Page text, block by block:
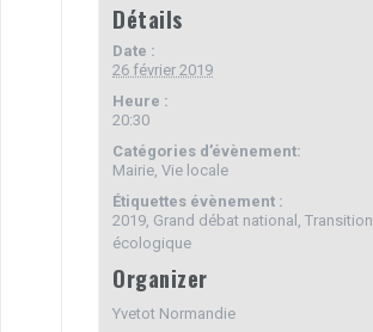
Détails
Date :
26 février 2019
Heure :
20:30
Catégories d’évènement:
Mairie,Vie locale
Étiquettes évènement :
2019, Grand débat national ,Transition
écologique
Organizer
Yvetot Normandie